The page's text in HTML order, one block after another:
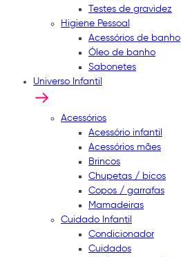
Testes de gravidez
Higiene Pessoal
Acessórios de banho
Óleo de banho
Sabonetes
Universo Infantil
Acessórios
Acessório infantil
Acessórios mães
Brincos
Chupetas / bicos
Copos / garrafas
Mamadeiras
Cuidado Infantil
Condicionador
Cuidados